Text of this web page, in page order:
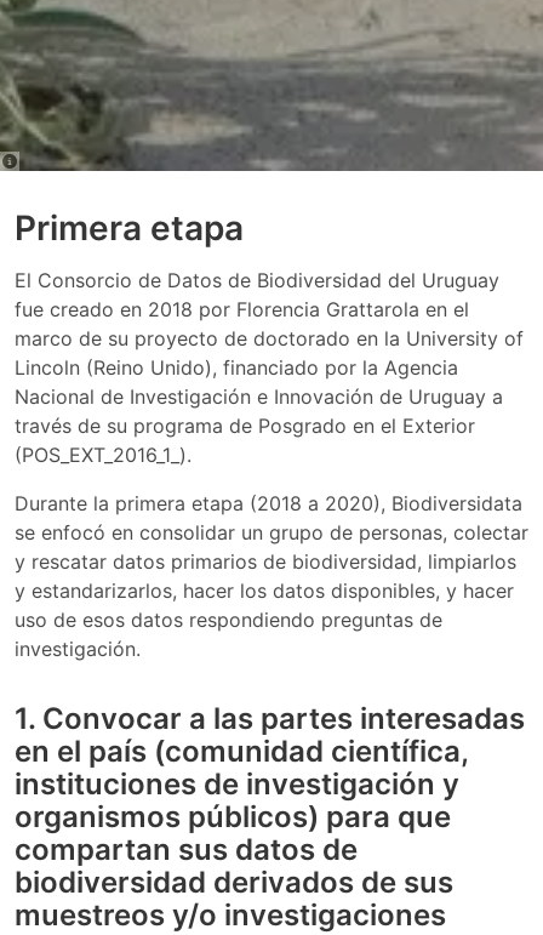
Primera etapa
El Consorcio de Datos de Biodiversidad del Uruguay
fue creado en 2018 por Florencia Grattarola en el
marco de su proyecto de doctorado en la University of
Lincoln (Reino Unido), financiado por la Agencia
Nacional de Investigación e Innovación de Uruguay a
través de su programa de Posgrado en el Exterior
(POS_EXT_2016_1_).
Durante la primera etapa (2018 a 2020), Biodiversidata
se enfocó en consolidar un grupo de personas, colectar
y rescatar datos primarios de biodiversidad, limpiarlos
y estandarizarlos, hacer los datos disponibles, y hacer
uso de esos datos respondiendo preguntas de
investigación.
1. Convocar a las partes interesadas
en el país (comunidad científica,
instituciones de investigación y
organismos públicos) para que
compartan sus datos de
biodiversidad derivados de sus
muestreos y/o investigaciones